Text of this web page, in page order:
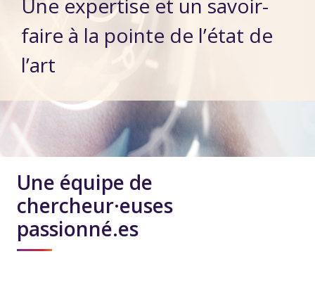
Une expertise et un savoir-
faire à la pointe de l’état de
l’art
Une équipe de
chercheur·euses
passionné.es